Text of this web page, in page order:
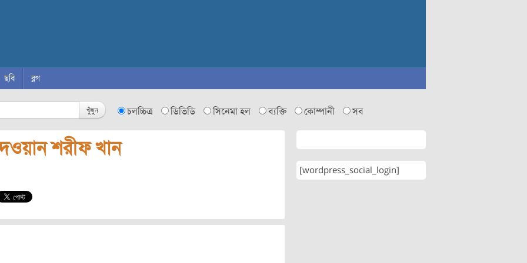
ছবি ব্লগ
খুঁজুন চলচ্চিত্র ডিভিডি সিনেমা হল ব্যক্তি কোম্পানী সব
শরীফ খান
[wordpress_social_login]